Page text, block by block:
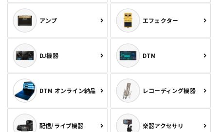
アンプ エフェクター
DJ機器 DTM
DTM オンライン納品 レコーディング機器
配信/ライブ機器 楽器アクセサリ